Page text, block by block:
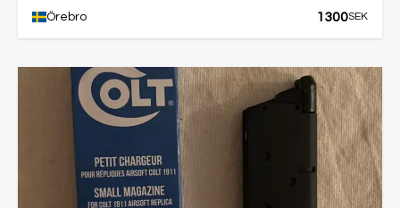
Örebro 1300SEK